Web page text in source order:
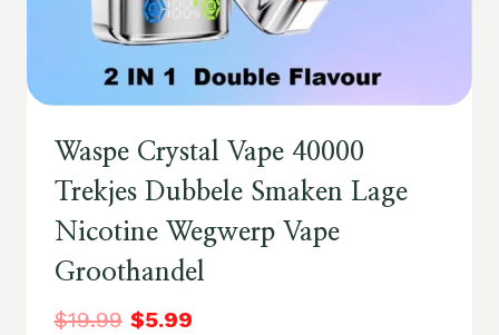
Waspe Crystal Vape 40000
Trekjes Dubbele Smaken Lage
Nicotine Wegwerp Vape
Groothandel
$19.99 $5.99